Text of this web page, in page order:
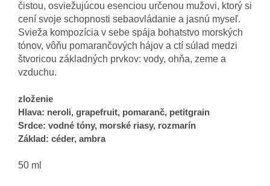
čistou, osviežujúcou esenciou určenou mužovi, ktorý si
cení svoje schopnosti sebaovládanie a jasnú myseľ.
Svieža kompozícia v sebe spája bohatstvo morských
tónov, vôňu pomarančových hájov a ctí súlad medzi
štvoricou základných prvkov: vody, ohňa, zeme a
vzduchu.
zloženie
Hlava: neroli, grapefruit, pomaranč, petitgrain
Srdce: vodné tóny, morské riasy, rozmarín
Základ : céder, ambra
50 ml